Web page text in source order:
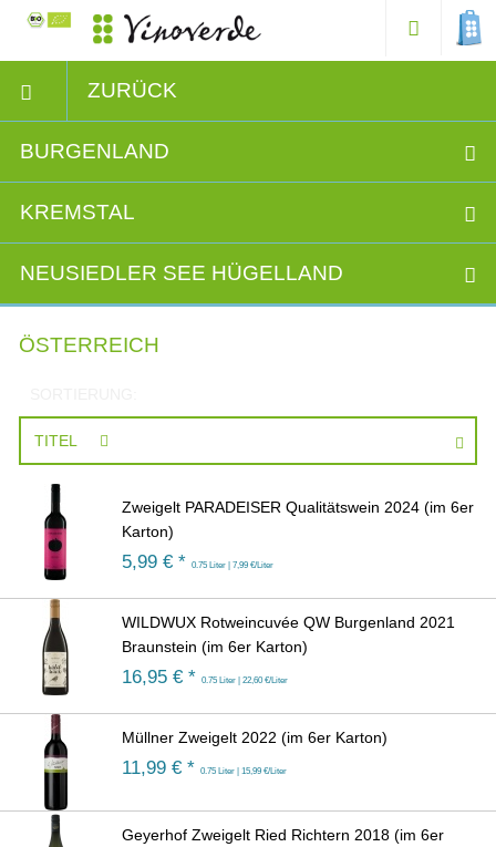
ZURÜCK
BURGENLAND
KREMSTAL
NEUSIEDLER SEE HÜGELLAND
ÖSTERREICH
TITEL
Zweigelt PARADEISER Qualitätswein 2024 (im 6er
Karton)
5,99 € * 0.75 Liter | 7,99 €/Liter
WILDWUX Rotweincuvée QW Burgenland 2021
Braunstein (im 6er Karton)
16,95 € * 0.75 Liter | 22,60 €/Liter
Müllner Zweigelt 2022 (im 6er Karton)
11,99 € * 0.75 Liter | 15,99 €/Liter
Geyerhof Zweigelt Ried Richtern 2018 (im 6er